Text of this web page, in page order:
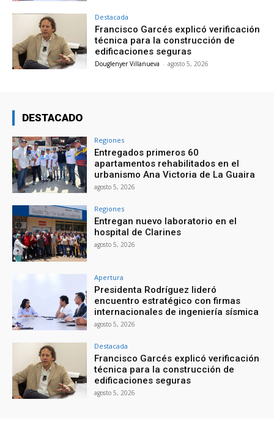
Destacada
Francisco Garcés explicó verificación
técnica para la construcción de
edificaciones seguras
Douglenyer Villanueva - agosto 5, 2026
DESTACADO
Regiones
Entregados primeros 60
apartamentos rehabilitados en el
urbanismo Ana Victoria de La Guaira
agosto 5, 2026
Regiones
Entregan nuevo laboratorio en el
hospital de Clarines
agosto 5, 2026
Apertura
Presidenta Rodríguez lideró
encuentro estratégico con firmas
internacionales de ingeniería sísmica
agosto 5, 2026
Destacada
Francisco Garcés explicó verificación
técnica para la construcción de
edificaciones seguras
agosto 5, 2026